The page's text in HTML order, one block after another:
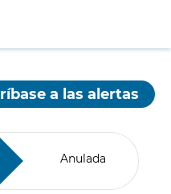
a las alertas
Anulada